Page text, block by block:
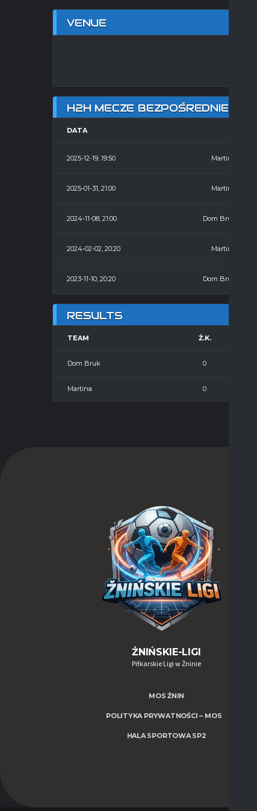
VENUE
H2H MECZE BEZPOŚREDNIE
DATA
2025-12-19, 19:50 Martina
2025-01-31, 21:00 Martina
2024-11-08, 21:00 Dom Bruk
2024-02-02, 20:20 Martina
2023-11-10, 20:20 Dom Bruk
RESULTS
TEAM Ż.K.
Dom Bruk 0
Martina 0
ŻNIŃSKIE-LIGI
Piłkarskie Ligi w Żninie
MOS ŻNIN
POLITYKA PRYWATNOŚCI – MOS
HALA SPORTOWA SP2